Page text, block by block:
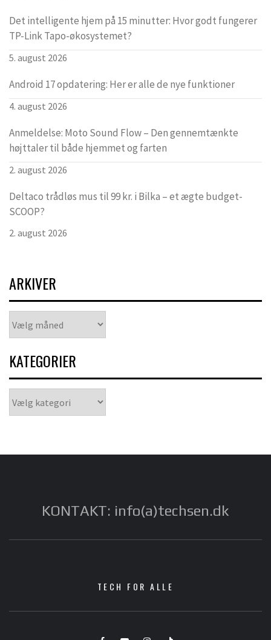
Det intelligente hjem på 15 minutter: Hvor godt fungerer
TP-Link Tapo-økosystemet?
5. august 2026
Android 17 opdatering: Her er alle de nye funktioner
4. august 2026
Anmeldelse: Moto Sound Flow – Den gennemtænkte
højttaler til både hjemmet og farten
2. august 2026
Deltaco trådløs mus til 99 kr. i Bilka – et ægte budget-
SCOOP?
2. august 2026
ARKIVER
KATEGORIER
KONTAKT: info(a)techsen.dk
TECH FOR ALLE